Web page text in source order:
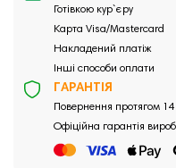
Готівкою кур`єру
Карта Visa/Mastercard
Накладений платіж
Інші способи оплати
ГАРАНТІЯ
Повернення протягом 14
Офіційна гарантія